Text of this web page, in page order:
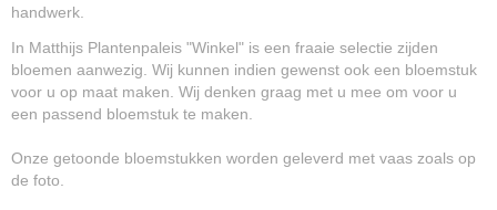
handwerk.
In Matthijs Plantenpaleis "Winkel" is een fraaie selectie zijden
bloemen aanwezig. Wij kunnen indien gewenst ook een bloemstuk
voor u op maat maken. Wij denken graag met u mee om voor u
een passend bloemstuk te maken.
Onze getoonde bloemstukken worden geleverd met vaas zoals op
de foto.